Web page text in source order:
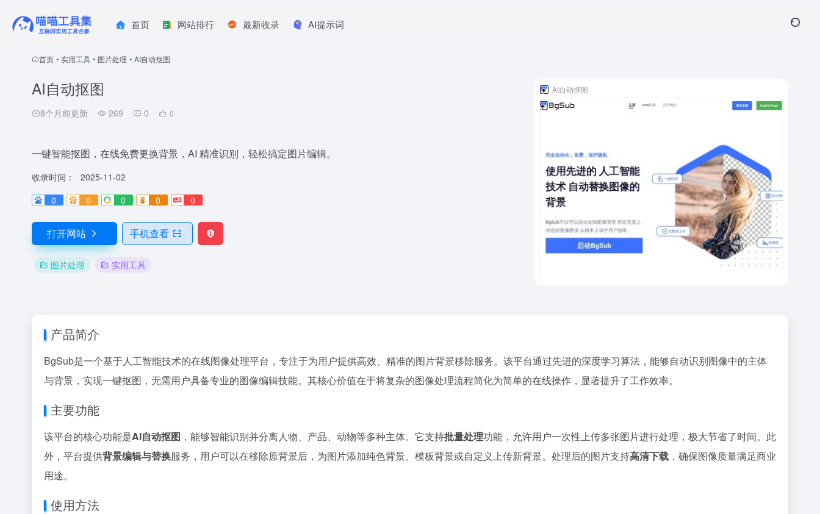
首页 网站排行 最新收录 AI提示词
首页 • 实用工具 • 图片处理 • AI自动抠图
AI自动抠图
8个月前更新 269 0 0
一键智能抠图，在线免费更换背景，AI 精准识别，轻松搞定图片编辑。
收录时间：
2025-11-02
0
0 0 0 0
打开网站 手机查看
图片处理 实用工具
AI自动抠图
产品简介
BgSub是一个基于人工智能技术的在线图像处理平台，专注于为用户提供高效、精准的图片背景移除服务。该平台通过先进的深度学习算法，能够自动识别图像中的主体
与背景，实现一键抠图，无需用户具备专业的图像编辑技能。其核心价值在于将复杂的图像处理流程简化为简单的在线操作，显著提升了工作效率。
主要功能
该平台的核心功能是AI自动抠图 ，能够智能识别并分离人物、产品、动物等多种主体。它支持批量处理功能，允许用户一次性上传多张图片进行处理，极大节省了时间。此
外，平台提供背景编辑与替换服务，用户可以在移除原背景后，为图片添加纯色背景、模板背景或自定义上传新背景。处理后的图片支持高清下载 ，确保图像质量满足商业
用途。
使用方法